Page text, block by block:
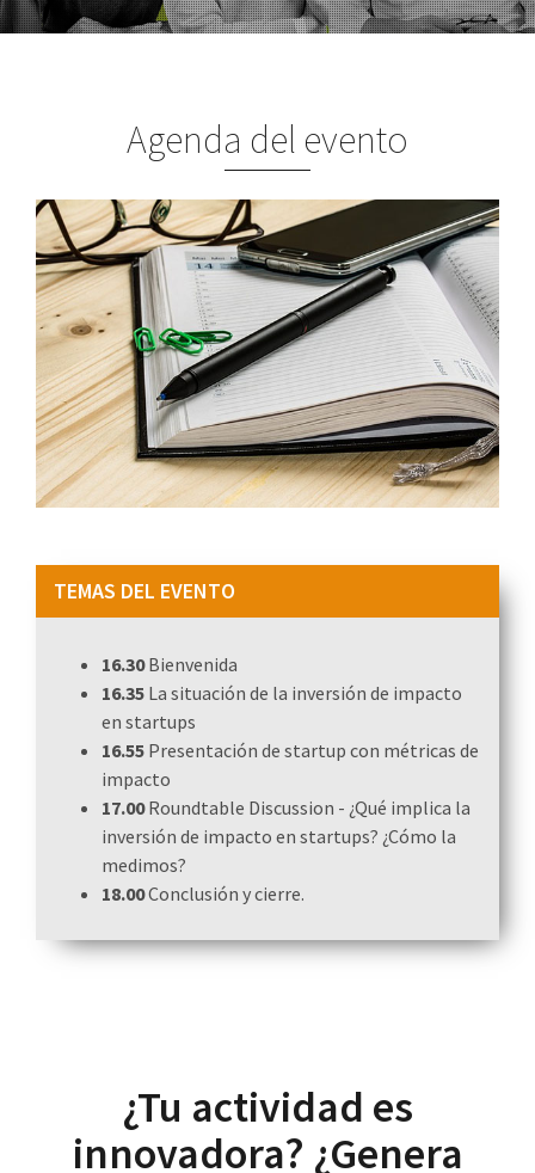
Agenda del evento
TEMAS DEL EVENTO
16.30Bienvenida
16.35 La situación de la inversión de impacto
en startups
16.55 Presentación de startup con métricas de
impacto
17.00Roundtable Discussion - ¿Qué implica la
inversión de impacto en startups? ¿Cómo la
medimos?
18.00Conclusión y cierre.
¿Tu actividad es
innovadora? ¿Genera